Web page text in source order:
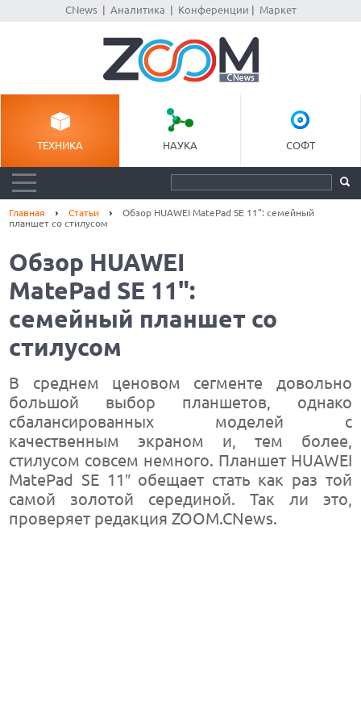
CNews| Аналитика Конференции Маркет
ТЕХНИКА НАУКА СОФТ
Главная Статьи
Обзор HUAWEI MatePad SE 11": семейный
планшет со стилусом
Обзор HUAWEI
MatePad SE 11":
семейный планшет со
стилусом
В среднем ценовом сегменте довольно
большой выбор планшетов, однако
сбалансированных моделей с
качественным экраном и, тем более,
стилусом совсем немного. Планшет HUAWEI
MatePad SE 11″ обещает стать как раз той
самой золотой серединой. Так ли это,
проверяет редакция ZOOM.CNews.